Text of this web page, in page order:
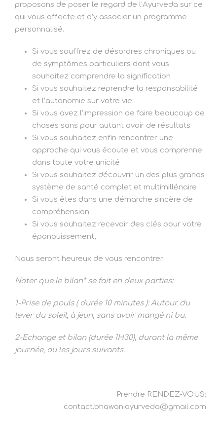
proposons de poser le regard de l’Ayurveda sur ce
qui vous affecte et d’y associer un programme
personnalisé.
Si vous souffrez de désordres chroniques ou
de symptômes particuliers dont vous
souhaitez comprendre la signification
Si vous souhaitez reprendre la responsabilité
et l’autonomie sur votre vie
Si vous avez l’impression de faire beaucoup de
choses sans pour autant avoir de résultats
Si vous souhaitez enfin rencontrer une
approche qui vous écoute et vous comprenne
dans toute votre unicité
Si vous souhaitez découvrir un des plus grands
système de santé complet et multimillénaire
Si vous êtes dans une démarche sincère de
compréhension
Si vous souhaitez recevoir des clés pour votre
épanouissement,
Nous seront heureux de vous rencontrer.
Noter que le bilan* se fait en deux parties:
1-Prise de pouls ( durée 10 minutes ): Autour du
lever du soleil, à jeun, sans avoir mangé ni bu.
2-Echange et bilan (durée 1H30), durant la même
journée, ou les jours suivants.
Prendre RENDEZ-VOUS:
contact.bhawaniayurveda@gmail.com